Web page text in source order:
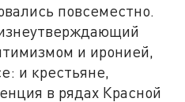
повсеместно.
и иронией,
и крестьяне,
в рядах Красной